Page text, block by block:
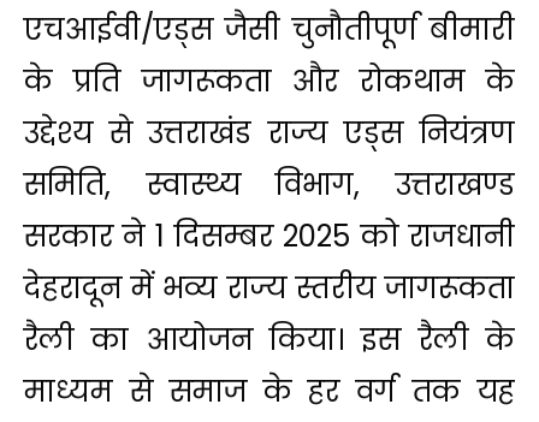
एचआईवी/एड्स जैसी चुनौतीपूर्ण बीमारी
के प्रति जागरूकता और रोकथाम के
उद्देश्य से उत्तराखंड राज्य एड्स नियंत्रण
समिति, स्वास्थ्य विभाग, उत्तराखण्ड
सरकार ने 1 दिसम्बर 2025 को राजधानी
देहरादून में भव्य राज्य स्तरीय जागरूकता
रैली का आयोजन किया। इस रैली के
माध्यम से समाज के हर वर्ग तक यह